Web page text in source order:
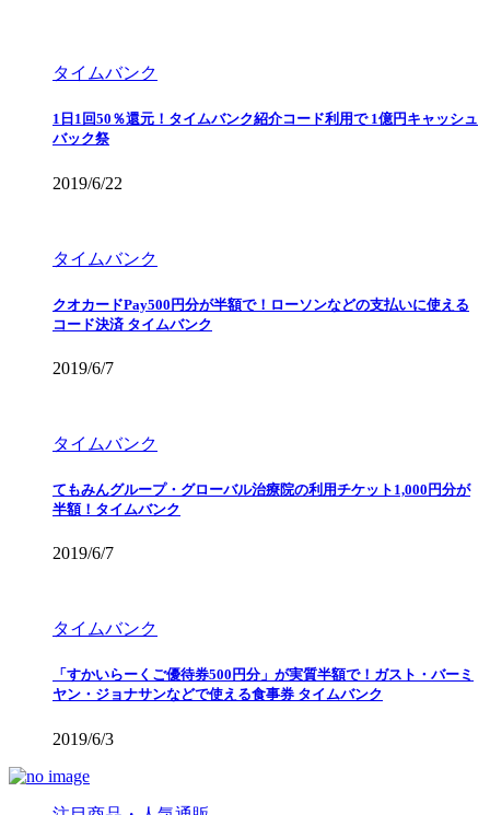
タイムバンク
1日1回50％還元！タイムバンク紹介コード利用で 1億円キャッシュ
バック祭
2019/6/22
タイムバンク
クオカードPay500円分が半額で！ローソンなどの支払いに使える
コード決済 タイムバンク
2019/6/7
タイムバンク
てもみんグループ・グローバル治療院の利用チケット1,000円分が
半額！タイムバンク
2019/6/7
タイムバンク
「すかいらーくご優待券500円分」が実質半額で！ガスト・バーミ
ヤン・ジョナサンなどで使える食事券 タイムバンク
2019/6/3